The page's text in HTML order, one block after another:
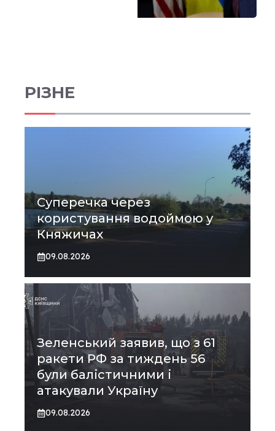
РІЗНЕ
Суперечка через
користування водоймою у
Княжичах
09.08.2026
Зеленський заявив, що з 61
ракети РФ за тиждень 56
були балістичними і
атакували Україну
09.08.2026